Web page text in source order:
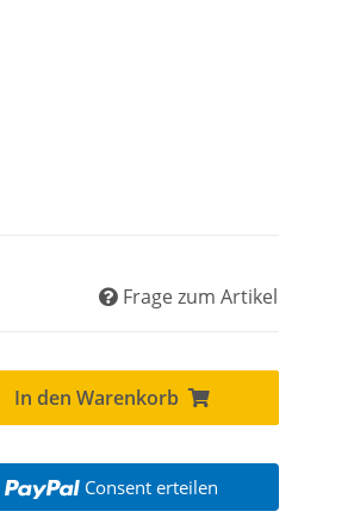
Frage zum Artikel
In den Warenkorb
Consent erteilen